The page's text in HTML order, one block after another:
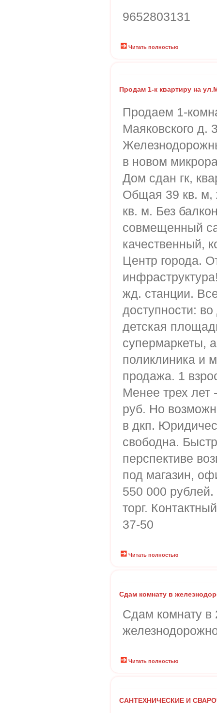
9652803131
Читать полностью
Продам 1-к квартиру на
Продаем 1-
Маяковского д.
в новом
Дом сдан гк,
Общая 39 кв. м,
кв. м. Без
совмещенный
качественный,
Центр города.
жд. станции.
доступности:
детская
супермаркеты,
поликлиника и
продажа. 1
Менее трех лет
руб. Но
в дкп.
свободна.
перспективе
под магазин,
550 000
торг.
37-50
Читать полностью
Сдам комнату в
Сдам комнату в
Читать полностью
САНТЕХНИЧЕСКИЕ И